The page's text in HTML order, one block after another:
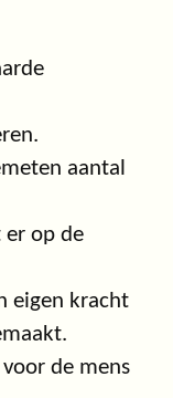
aantal
er op de
eigen kracht
de mens